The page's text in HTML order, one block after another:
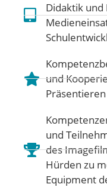
Didaktik
und
Präsentieren
und
des
Hürden zu
Equipment